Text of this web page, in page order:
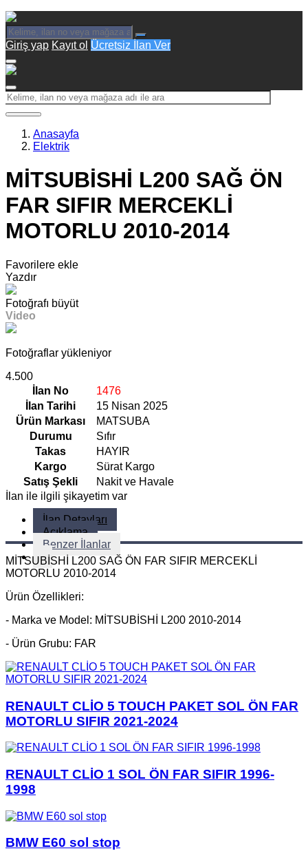
Giriş yap Kayıt ol Ücretsiz İlan Ver
Anasayfa
Elektrik
MİTSUBİSHİ L200 SAĞ ÖN
FAR SIFIR MERCEKLİ
MOTORLU 2010-2014
Favorilere ekle
Yazdır
Fotoğrafı büyüt
Video
Fotoğraflar yükleniyor
4.500
İlan No
1476
İlan Tarihi
15 Nisan 2025
Ürün Markası
MATSUBA
Durumu
Sıfır
Takas
HAYIR
Kargo
Sürat Kargo
Satış Şekli
Nakit ve Havale
İlan ile ilgili şikayetim var
İlan Detayları
Açıklama
Benzer İlanlar
MİTSUBİSHİ L200 SAĞ ÖN FAR SIFIR MERCEKLİ
MOTORLU 2010-2014
Ürün Özellikleri:
- Marka ve Model: MİTSUBİSHİ L200 2010-2014
- Ürün Grubu: FAR
RENAULT CLİO 5 TOUCH PAKET SOL ÖN FAR
MOTORLU SIFIR 2021-2024
RENAULT CLİO 1 SOL ÖN FAR SIFIR 1996-
1998
BMW E60 sol stop